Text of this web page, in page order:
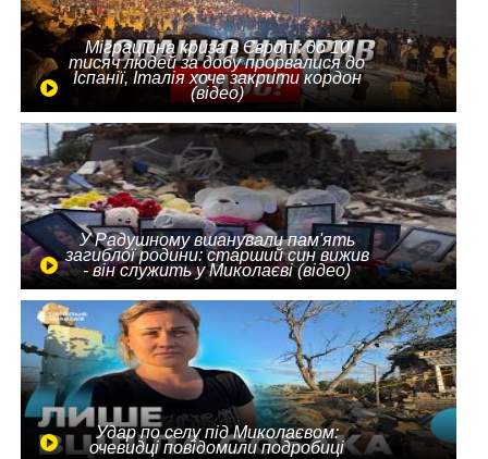
Міграційна криза в Європі: до 10
тисяч людей за добу прорвалися до
Іспанії, Італія хоче закрити кордон
(відео)
У Радушному вшанували пам'ять
загиблої родини: старший син вижив
- він служить у Миколаєві (відео)
Удар по селу під Миколаєвом:
очевидці повідомили подробиці